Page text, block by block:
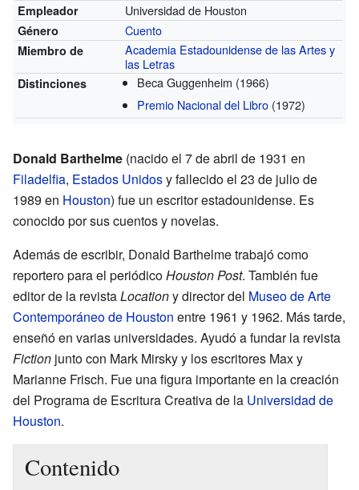
Empleador Universidad de Houston
Género Cuento
Miembro de
Academia Estadounidense de las Artes y
las Letras
Distinciones Beca Guggenheim (1966)
Premio Nacional del Libro (1972)
Donald Barthelme (nacido el 7 de abril de 1931 en
Filadelfia, Estados Unidosy fallecido el 23 de julio de
1989 en Houston) fue un escritor estadounidense. Es
conocido por sus cuentos y novelas.
Además de escribir, Donald Barthelme trabajó como
reportero para el periódicoHouston Post. También fue
editor de la revistaLocationy director del Museo de Arte
Contemporáneo de Houston entre 1961 y 1962. Más tarde,
enseñó en varias universidades. Ayudó a fundar la revista
Fiction junto con Mark Mirsky y los escritores Max y
Marianne Frisch. Fue una figura importante en la creación
del Programa de Escritura Creativa de la Universidad de
Houston.
Contenido